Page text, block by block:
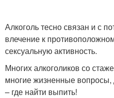
Алкоголь тесно связан и с
влечение к
сексуальную активность.
Многих алкоголиков со
многие жизненные вопросы,
– где найти выпить!